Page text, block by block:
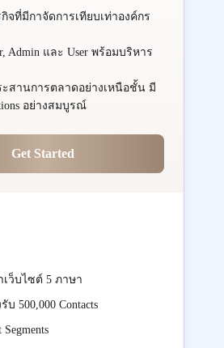
จที่มีกาจัดการเทียบเท่าองค์กร
Admin และ User พร้อมบริหาร
สานการตลาดอย่างเหนือชั้น มี
อย่างสมบูรณ์
Get Started
เว็บไซต์ 5 ภาษา
บ 500,000 Contacts
Segments